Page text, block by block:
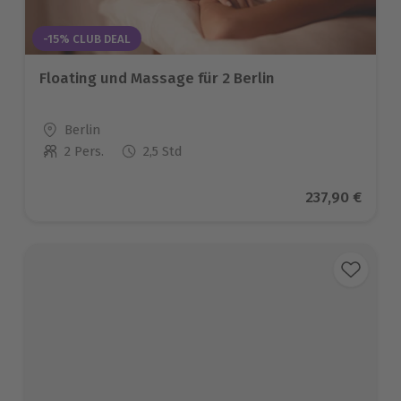
-15% CLUB DEAL
Floating und Massage für 2 Berlin
Standort
Berlin
Anzahl der Teilnehmer
2 Pers. 2,5 Std
Aktueller
237,90 €